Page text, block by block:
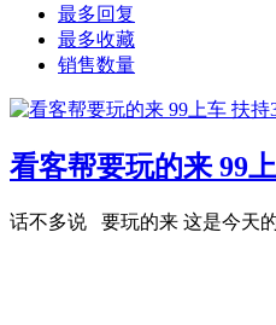
最多回复
最多收藏
销售数量
看客帮要玩的来 99
话不多说 要玩的来 这是今天